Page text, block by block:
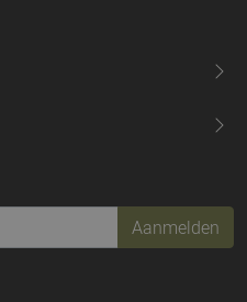
13.30-17.30
09.30-17.30
Aanmelden